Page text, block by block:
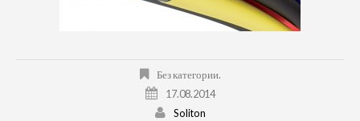
Без категории.
17.08.2014
Soliton